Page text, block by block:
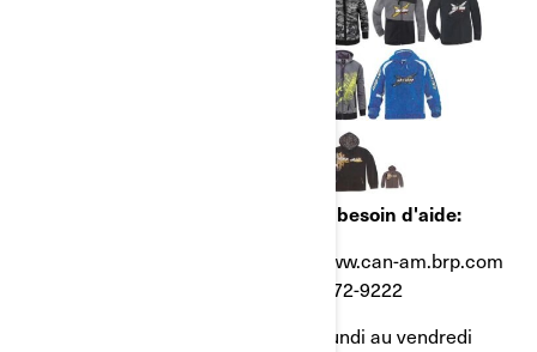
Si vous avez des questions ou avez besoin d'aide:
Visitez le ski-doo.brp.com ou le www.can-am.brp.com
Au Canada, composez le: 1-888-272-9222
entre 9 h et 21 h, heure de l'Est, du lundi au vendredi